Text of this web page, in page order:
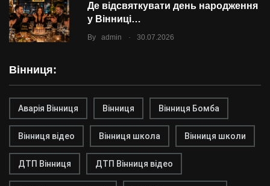
Де відсвяткувати день народження
у Вінниці…
By admin . 30.07.2026
Вінниця:
Аварія Вінниця Вінниця Вінниця Бомба
Вінниця відео Вінниця школа Вінниця школи
ДТП Вінниця ДТП Вінниця відео